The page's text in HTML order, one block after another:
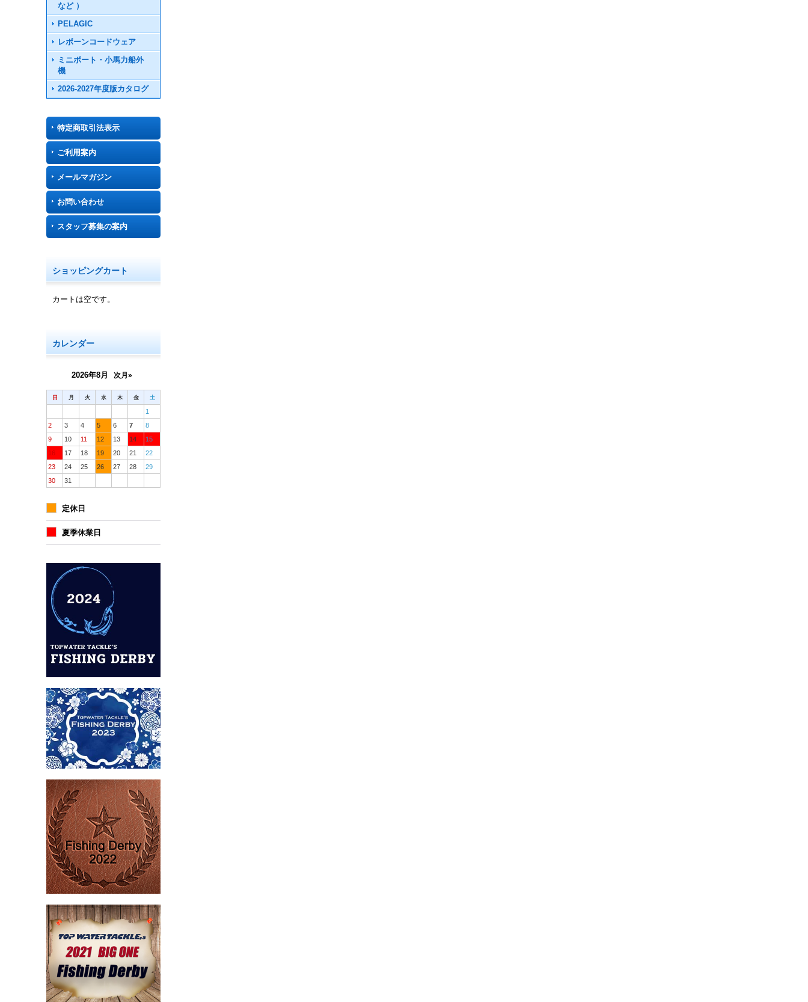
など ）
PELAGIC
レボーンコードウェア
ミニボート・小馬力船外
機
2026-2027年度版カタログ
特定商取引法表示
ご利用案内
メールマガジン
お問い合わせ
スタッフ募集の案内
ショッピングカート
カートは空です。
カレンダー
2026年8月 次月»
日 月 火 水 木 金 土
1
2
3 4 5 6 7
8
9
10 11 12 13 14
15
16
17 18 19 20 21
22
23
24 25 26 27 28
29
30
31
定休日
夏季休業日